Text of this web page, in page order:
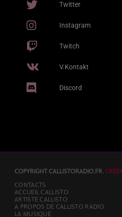
(NL) & Franc Fala) &
MOBLACK & SALIF KEÏTA
2 Gaga
3 KUNGS, DAVID GUETTA &
LISTE COMPLÈTE
Twitter
Instagram
Twitch
V.Kontakt
Discord
COPYRIGHT CALLISTORADIO.FR.
CONTACTS
ACCUEIL CALLISTO
ARTISTE CALLISTO
A PROPOS DE CALLISTO RADIO
LA MUSIQUE